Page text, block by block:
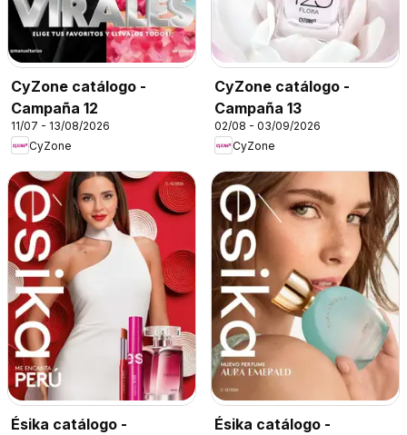
CyZone catálogo -
Campaña 12
11/07 - 13/08/2026
CyZone
CyZone catálogo -
Campaña 13
02/08 - 03/09/2026
CyZone
Ésika catálogo -
Ésika catálogo -